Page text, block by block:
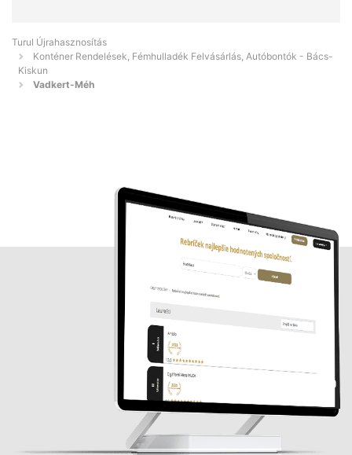
Turul Újrahasznosítás
Konténer Rendelések, Fémhulladék Felvásárlás, Autóbontók - Bács-
Kiskun
Vadkert-Méh